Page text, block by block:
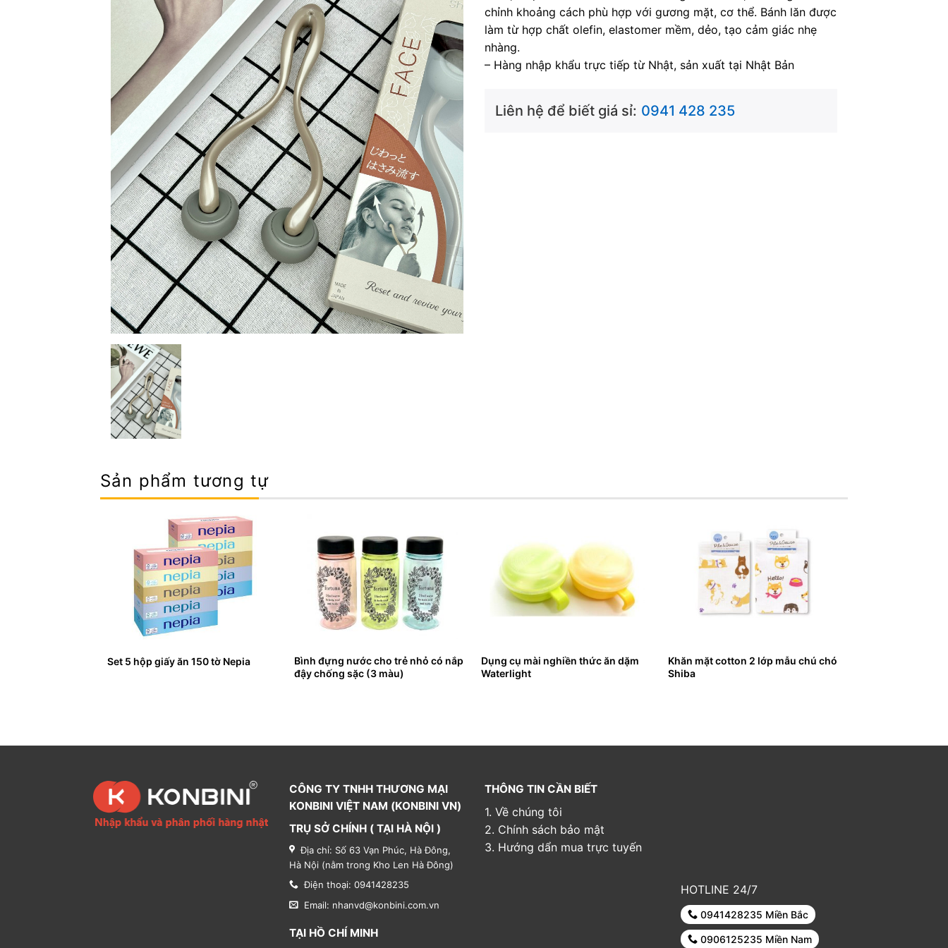
chỉnh khoảng cách phù hợp với gương mặt, cơ thể. Bánh lăn được
làm từ hợp chất olefin, elastomer mềm, dẻo, tạo cảm giác nhẹ
nhàng.
– Hàng nhập khẩu trực tiếp từ Nhật, sản xuất tại Nhật Bản
Liên hệ để biết giá sỉ: 0941 428 235
Sản phẩm tương tự
Set 5 hộp giấy ăn 150 tờ Nepia
Bình đựng nước cho trẻ nhỏ có nắp
đậy chống sặc (3 màu)
Dụng cụ mài nghiền thức ăn dặm
Waterlight
Khăn mặt cotton 2 lớp mẫu chú chó
Shiba
CÔNG TY TNHH THƯƠNG MẠI
KONBINI VIỆT NAM (KONBINI VN)
TRỤ SỞ CHÍNH ( TẠI HÀ NỘI )
Địa chỉ: Số 63 Vạn Phúc, Hà Đông,
Hà Nội (nằm trong Kho Len Hà Đông)
Điện thoại: 0941428235
Email: nhanvd@konbini.com.vn
TẠI HỒ CHÍ MINH
THÔNG TIN CẦN BIẾT
1. Về chúng tôi
2. Chính sách bảo mật
3. Hướng dẩn mua trực tuyến
HOTLINE 24/7
0941428235 Miền Bắc
0906125235 Miền Nam